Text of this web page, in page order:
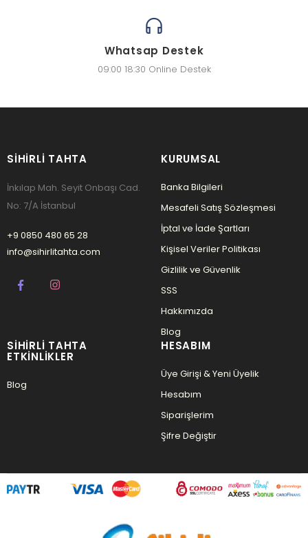
Whatsap Destek
09:00 18:30 Online Destek
SIHIRLI TAHTA
İnkılap Mah. Seyit Onbaşı Cad.
No: 7/A İstanbul
+9 0850 480 65 28
info@sihirlitahta.com
KURUMSAL
Banka Bilgileri
Mesafeli Satış Sözleşmesi
İptal ve İade Şartları
Kişisel Veriler Politikası
Gizlilik ve Güvenlik
SSS
Hakkımızda
Blog
SIHIRLI TAHTA
ETKINLIKLER
Blog
HESABIM
Üye Girişi & Yeni Üyelik
Hesabım
Siparişlerim
Şifre Değiştir